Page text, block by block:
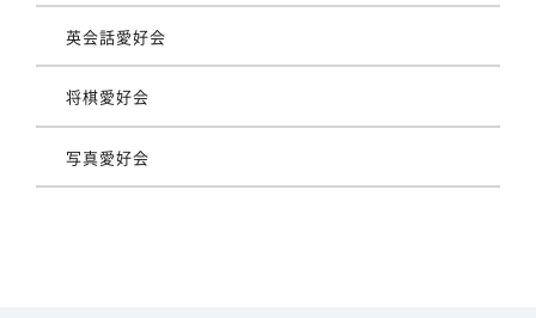
英会話愛好会
将棋愛好会
写真愛好会